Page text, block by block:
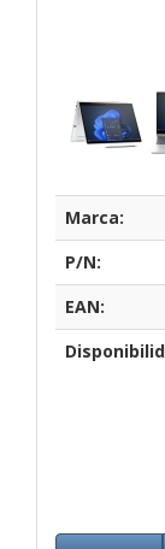
Marca:
P/N:
EAN: